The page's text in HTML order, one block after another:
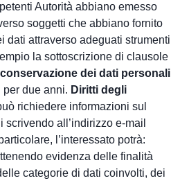
Autorità abbiano emesso
soggetti che abbiano fornito
dati attraverso adeguati strumenti
la sottoscrizione di clausole
dei dati personali
due anni. Diritti degli
richiedere informazioni sul
all’indirizzo e-mail
l’interessato potrà:
evidenza delle finalità
categorie di dati coinvolti, dei